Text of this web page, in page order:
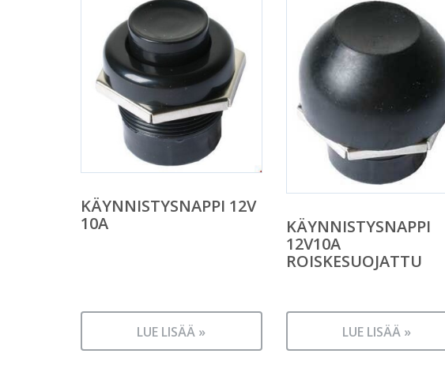
KÄYNNISTYSNAPPI 12V
10A
LUE LISÄÄ »
KÄYNNISTYSNAPPI
12V10A
ROISKESUOJATTU
LUE LISÄÄ »